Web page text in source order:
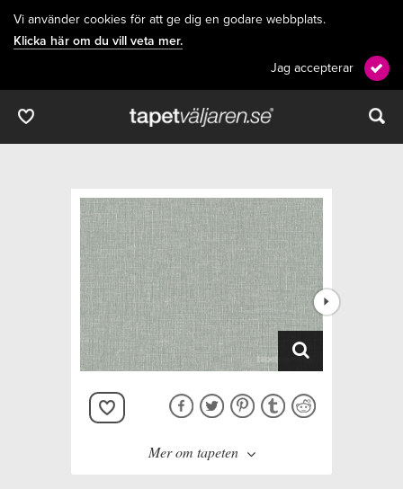
Vi använder cookies för att ge dig en godare webbplats.
Klicka här om du vill veta mer.
Jag accepterar
Mer om tapeten